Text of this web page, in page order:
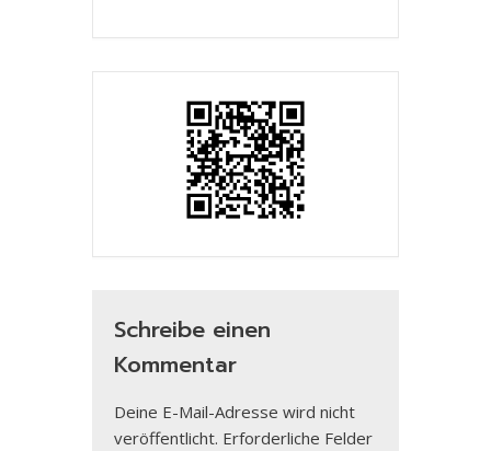
Schreibe einen
Kommentar
Deine E-Mail-Adresse wird nicht
veröffentlicht. Erforderliche Felder